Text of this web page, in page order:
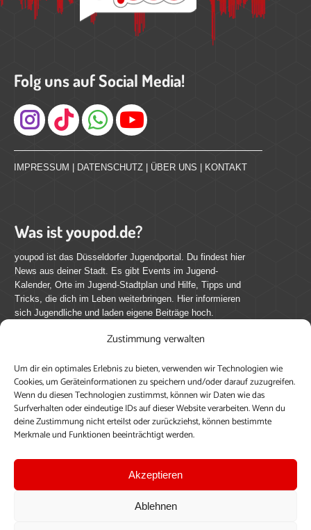
Zustimmung verwalten
Um dir ein optimales Erlebnis zu bieten, verwenden wir Technologien wie
Cookies, um Geräteinformationen zu speichern und/oder darauf zuzugreifen.
Wenn du diesen Technologien zustimmst, können wir Daten wie das
Surfverhalten oder eindeutige IDs auf dieser Website verarbeiten. Wenn du
deine Zustimmung nicht erteilst oder zurückziehst, können bestimmte
Merkmale und Funktionen beeinträchtigt werden.
Akzeptieren
Ablehnen
Folg uns auf Social Media!
Instagram
IMPRESSUM | DATENSCHUTZ | ÜBER UNS | KONTAKT
Was ist youpod.de?
youpod ist das Düsseldorfer Jugendportal. Du findest hier
News aus deiner Stadt. Es gibt Events im Jugend-
Kalender, Orte im Jugend-Stadtplan und Hilfe, Tipps und
Tricks, die dich im Leben weiterbringen. Hier informieren
sich Jugendliche und laden eigene Beiträge hoch.
youpod.de lebt von Menschen wie dir. Sammel
journalistische Erfahrung, teile deine Perspektive und
veröffentliche deine Beiträge auf youpod.de.Du musst
dich anmelden, um alle Funktionen nutzen zu können, ein
Profil anzulegen, eigene Beiträge hochzuladen und zu
Einloggen